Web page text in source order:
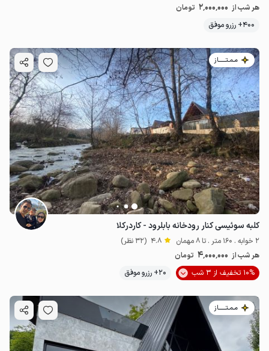
هر شب از 2٬000٬000 تومان
400+ رزرو موفق
مـمـتــــــاز
کلبه سوئیسی کنار رودخانه بابلرود - کاردرکلا
2 خوابه . 160 متر . تا 8 مهمان 4.8 (32 نظر)
هر شب از 4٬000٬000 تومان
10% تخفیف از 3 شب
20+ رزرو موفق
مـمـتــــــاز